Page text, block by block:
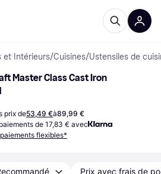
et Intérieurs/Cuisines/Ustensiles de
Master Class Cast Iron
prix de53,49 €à89,99 €
de 17,83 € avec
flexibles*
Prix avec frais de